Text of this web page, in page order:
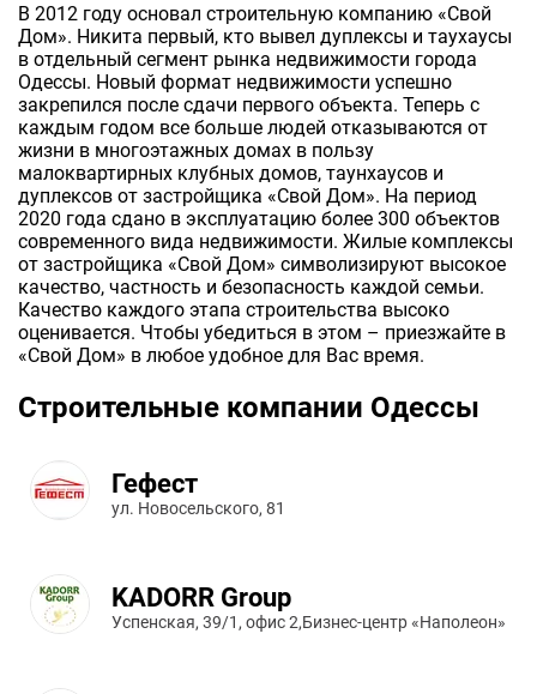
В 2012 году основал строительную компанию «Свой
Дом». Никита первый, кто вывел дуплексы и таухаусы
в отдельный сегмент рынка недвижимости города
Одессы. Новый формат недвижимости успешно
закрепился после сдачи первого объекта. Теперь с
каждым годом все больше людей отказываются от
жизни в многоэтажных домах в пользу
малоквартирных клубных домов, таунхаусов и
дуплексов от застройщика «Свой Дом». На период
2020 года сдано в эксплуатацию более 300 объектов
современного вида недвижимости. Жилые комплексы
от застройщика «Свой Дом» символизируют высокое
качество, частность и безопасность каждой семьи.
Качество каждого этапа строительства высоко
оценивается. Чтобы убедиться в этом – приезжайте в
«Свой Дом» в любое удобное для Вас время.
Строительные компании Одессы
Гефест
ул. Новосельского, 81
KADORR Group
Успенская, 39/1, офис 2,Бизнес-центр «Наполеон»